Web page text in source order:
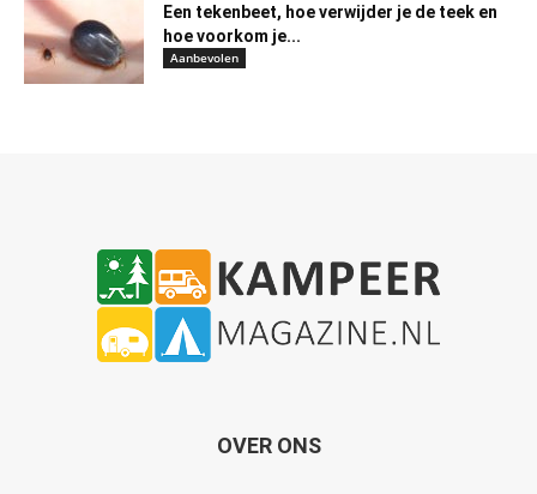
Een tekenbeet, hoe verwijder je de teek en
hoe voorkom je...
Aanbevolen
OVER ONS